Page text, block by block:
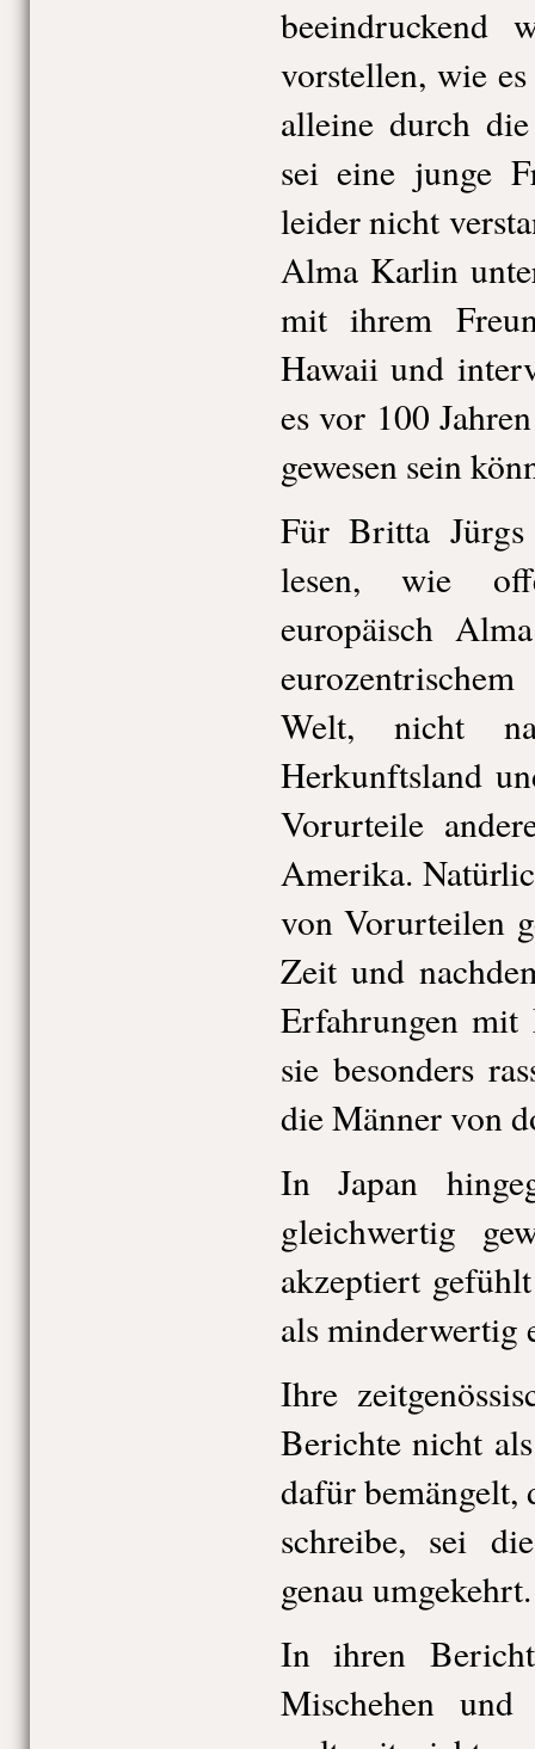
beeindruckend
vorstellen, wie
alleine durch
sei eine junge
leider nicht
Alma Karlin
mit ihrem
Hawaii und
es vor 100
gewesen sein
Für Britta
lesen, wie
europäisch
Welt, nicht
Herkunftsland
Vorurteile
Amerika.
von Vorurteilen
Zeit und
Erfahrungen mit
sie besonders
die Männer von
In Japan
gleichwertig
akzeptiert
als minderwertig
Ihre
Berichte nicht
dafür bemängelt,
schreibe, sei
genau umgekehrt.
In ihren
Mischehen